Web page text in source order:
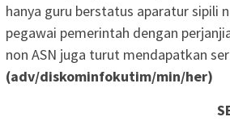
hanya guru berstatus aparatur sipili
pegawai pemerintah dengan
non ASN juga turut mendapatkan
(adv/diskominfokutim/min/her)